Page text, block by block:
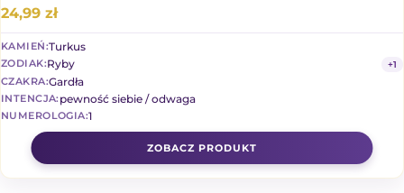
24,99 zł
KAMIEŃ:Turkus
ZODIAK:Ryby
+1
CZAKRA:Gardła
INTENCJA: pewność siebie / odwaga
NUMEROLOGIA:1